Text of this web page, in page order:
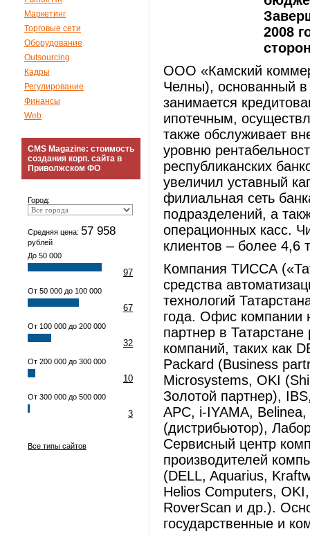
Маркетинг
Торговые сети
Оборудование
Outsourcing
Кадры
Регулирование
Финансы
Web
CMS Magazine: стоимость
создания корп. сайта в
Приволжском ФО
Город:
Средняя цена: 57 958
рублей
До 50 000
97
От 50 000 до 100 000
67
От 100 000 до 200 000
32
От 200 000 до 300 000
10
От 300 000 до 500 000
3
Все типы сайтов
2008
ООО «Камский
Челны), основанный в
занимается
ипотечным,
также обслуживает
уровню
республиканских
увеличил уставный
филиальная сеть
подразделений, а
операционных касс.
клиентов – более 4,6
Компания ТИССА
средства
технологий
года. Офис компании
партнер в
компаний, таких как
Packard (Business
Microsystems, OKI
Золотой партнер),
APC, i-IYAMA,
(дистрибьютор),
Сервисный центр
производителей
(DELL, Aquarius,
Helios Computers,
RoverScan и др.).
государственные и